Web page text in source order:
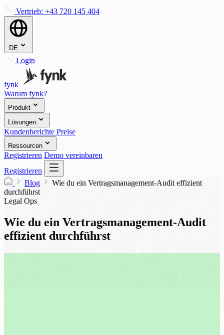
Vertrieb: +43 720 145 404
DE
Login
fynk
Warum fynk?
Produkt
Lösungen
Kundenberichte Preise
Ressourcen
Registrieren Demo vereinbaren
Registrieren
Blog
Wie du ein Vertragsmanagement-Audit effizient
durchführst
Legal Ops
Wie du ein Vertragsmanagement-Audit
effizient durchführst